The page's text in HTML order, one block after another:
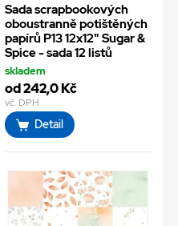
Sada scrapbookových
oboustranně potištěných
papírů P13 12x12" Sugar &
Spice - sada 12 listů
skladem
od 242,0 Kč
vč. DPH
Detail